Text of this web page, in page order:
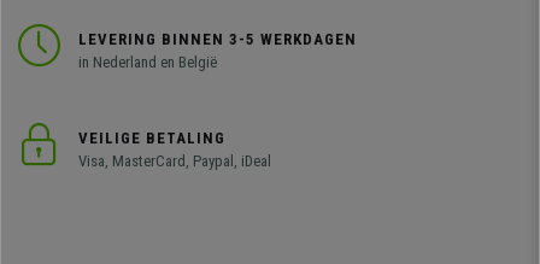
LEVERING BINNEN 3-5 WERKDAGEN
in Nederland en België
VEILIGE BETALING
Visa, MasterCard, Paypal, iDeal